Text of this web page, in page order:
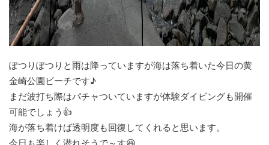
ぽつりぽつりと雨は降っていますが海は落ち着いた今日の黄
金崎公園ビーチです♪
まだ波打ち際はパチャついていますが体験ダイビングも開催
可能でしょう👍
海が落ち着けば透明度も回復してくれると思います。